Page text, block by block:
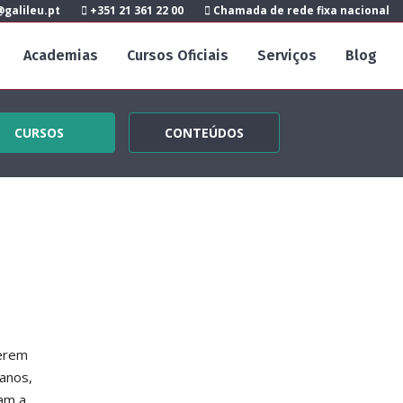
+351 21 361 22 00 Chamada de rede fixa nacional
Academias Cursos Oficiais Serviços Blog
CURSOS CONTEÚDOS
a